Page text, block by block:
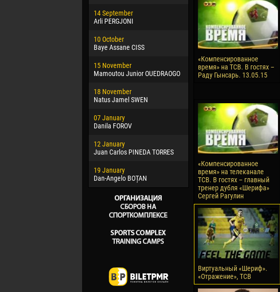
14 September
Arli PERGJONI
10 October
Baye Assane CISS
15 November
Mamoutou Junior OUEDRAOGO
18 November
Natus Jamel SWEN
07 January
Danila FOROV
12 January
Juan Carlos PINEDA TORRES
19 January
Dan-Angelo BOȚAN
24 February
Vladislav COSTIN
02 March
Veaceslav COZMA
09 March
Emmanuel AFETSE
22 March
Samba KONÉ
26 March
Vitor Hugo Morais de OLIVEIRA
28 March
Raí LOPES DE OLIVEIRA
«Компенсированное
время» на ТСВ. В гостях –
Раду Гынсарь. 13.05.15
«Компенсированное
время» на телеканале
ТСВ. В гостях – главный
тренер дубля «Шерифа»
Сергей Рагулин
Виртуальный «Шериф».
«Отражение», ТСВ